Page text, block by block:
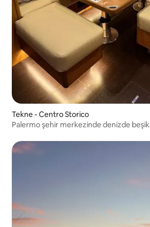
Tekne - Centro Storico
Palermo şehir merkezinde denizde beşik